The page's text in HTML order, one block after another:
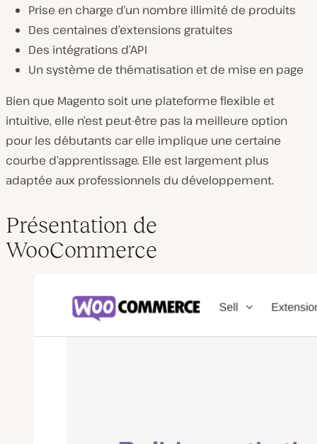
Prise en charge d’un nombre illimité de produits
Des centaines d’extensions gratuites
Des intégrations d’API
Un système de thématisation et de mise en page
Bien que Magento soit une plateforme flexible et
intuitive, elle n’est peut-être pas la meilleure option
pour les débutants car elle implique une certaine
courbe d’apprentissage. Elle est largement plus
adaptée aux professionnels du développement.
Présentation de
WooCommerce